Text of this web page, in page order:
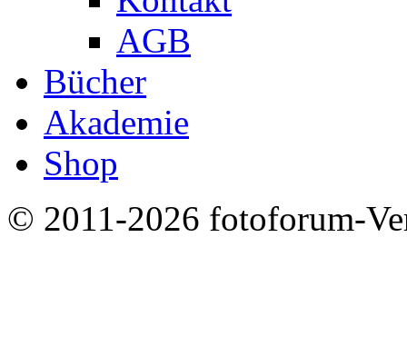
AGB
Bücher
Akademie
Shop
© 2011-2026 fotoforum-